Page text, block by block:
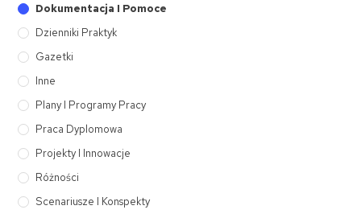
Dokumentacja I Pomoce
Dzienniki Praktyk
Gazetki
Inne
Plany I Programy Pracy
Praca Dyplomowa
Projekty I Innowacje
Różności
Scenariusze I Konspekty